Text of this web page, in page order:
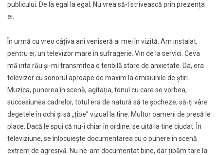
publicului. De la egal la egal. Nu vrea să-l strivească prin prezența
ei.
În urmă cu vreo câțiva ani veniseră ai mei în vizită. Am instalat,
pentru ei, un televizor mare în sufragerie. Vin de la servici. Ceva
mă irita rău și-mi transmitea o teribilă stare de anxietate. Da, era
televizor cu sonorul aproape de maxim la emisiunile de știri.
Muzica, punerea în scenă, agitația, tonul cu care se vorbea,
succesiunea cadrelor, totul era de natură să te șocheze, să-ți vâre
degetele în ochi și să „țipe” vizual la tine. Multor oameni de presă le
place. Dacă le spui că nu-i chiar în ordine, se uită la tine ciudat. În
televiziune, se înlocuiește documentarea cu o punere în scenă
extrem de agresivă. Nu ne-am documentat bine, dar țipăm tare la